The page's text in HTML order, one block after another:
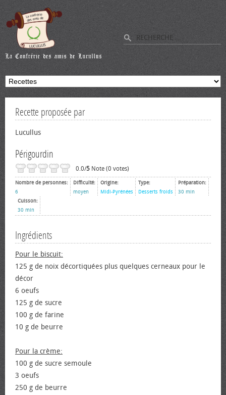
Recette proposée par
Lucullus
Périgourdin
0.0/5 Note (0 votes)
Nombre de personnes:
6
Difficulté:
moyen
Origine:
Midi-Pyrénées
Type:
Desserts froids
Préparation:
30 min
Cuisson:
30 min
Ingrédients
Pour le biscuit:
125 g de noix décortiquées plus quelques cerneaux pour le
décor
6 œufs
125 g de sucre
100 g de farine
10 g de beurre
Pour la crème:
100 g de sucre semoule
3 œufs
250 g de beurre